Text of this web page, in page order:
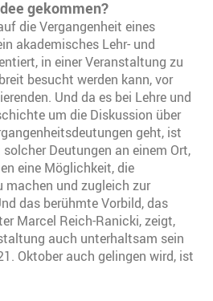
gekommen?
die Vergangenheit eines
akademisches Lehr- und
in einer Veranstaltung zu
besucht werden kann, vor
Und da es bei Lehre und
um die Diskussion über
geht, ist
Deutungen an einem Ort,
eine Möglichkeit, die
machen und zugleich zur
das berühmte Vorbild, das
Marcel Reich-Ranicki, zeigt,
auch unterhaltsam sein
Oktober auch gelingen wird, ist